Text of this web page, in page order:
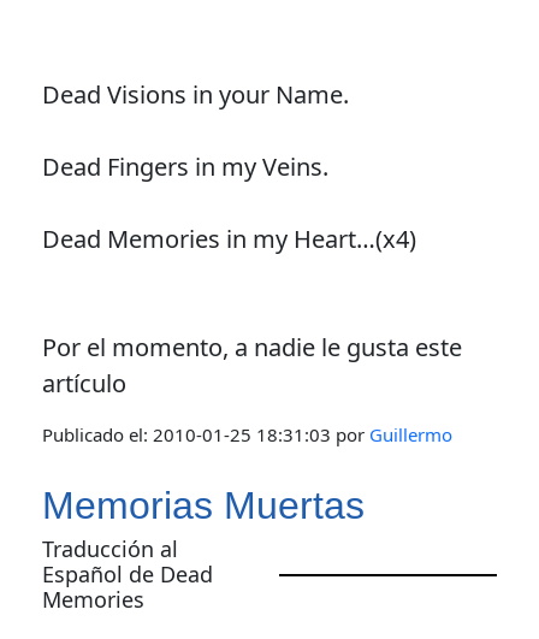
Dead Visions in your Name.
Dead Fingers in my Veins.
Dead Memories in my Heart…(x4)
Por el momento, a nadie le gusta este
artículo
Publicado el: 2010-01-25 18:31:03 por Guillermo
Memorias Muertas
Traducción al
Español de Dead
Memories